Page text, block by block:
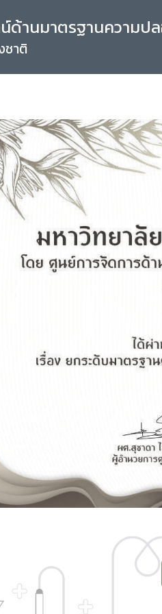
น์ด้านมาตรฐานความ
ชาติ